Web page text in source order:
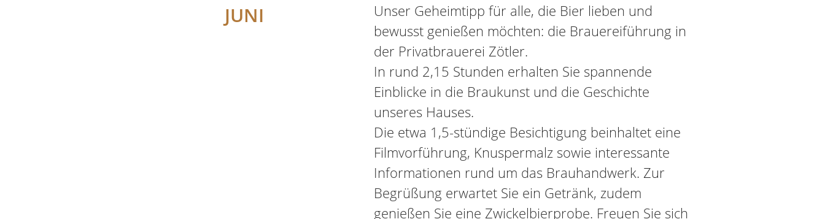
JUNI
Unser Geheimtipp für alle, die Bier lieben und
bewusst genießen möchten: die Brauereiführung in
der Privatbrauerei Zötler.
In rund 2,15 Stunden erhalten Sie spannende
Einblicke in die Braukunst und die Geschichte
unseres Hauses.
Die etwa 1,5-stündige Besichtigung beinhaltet eine
Filmvorführung, Knuspermalz sowie interessante
Informationen rund um das Brauhandwerk. Zur
Begrüßung erwartet Sie ein Getränk, zudem
genießen Sie eine Zwickelbierprobe. Freuen Sie sich